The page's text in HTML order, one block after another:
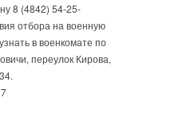
8 (4842) 54-25-
отбора на военную
в военкомате по
переулок Кирова,